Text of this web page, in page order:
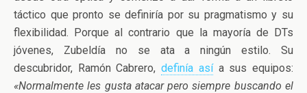
táctico que pronto se definiría por su pragmatismo y su
flexibilidad. Porque al contrario que la mayoría de DTs
jóvenes, Zubeldía no se ata a ningún estilo. Su
descubridor, Ramón Cabrero,definía asía sus equipos:
«Normalmente les gusta atacar pero siempre buscando el